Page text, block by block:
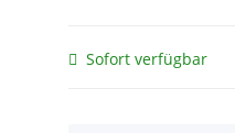
Sofort verfügbar